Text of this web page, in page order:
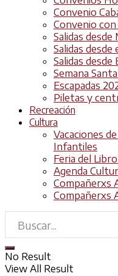
Convenio
Convenio
Salidas
Salidas
Salidas desde
Semana
Escapadas
Piletas y
Recreación
Cultura
Vacaciones
Infantiles
Feria del
Agenda
Compañerxs
Compañerxs
No Result
View All Result